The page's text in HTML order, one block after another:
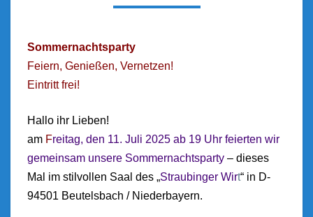
Sommernachtsparty
Feiern, Genießen, Vernetzen!
Eintritt frei!
Hallo ihr Lieben!
am Freitag, den 11. Juli 2025 ab 19 Uhr feierten wir
gemeinsam unsere Sommernachtsparty – dieses
Mal im stilvollen Saal des „Straubinger Wirt“ in D-
94501 Beutelsbach / Niederbayern.